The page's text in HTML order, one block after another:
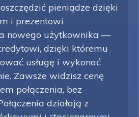
pieniądze dzięki
i prezentowi
nowego użytkownika —
dzięki któremu
usługę i wykonać
Zawsze widzisz cenę
połączenia, bez
działają z